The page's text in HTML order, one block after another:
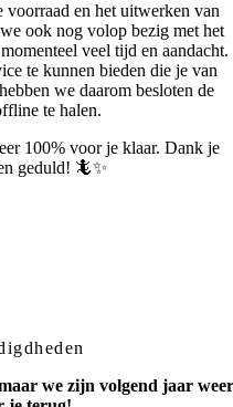
voorraad en het uitwerken van
ook nog volop bezig met het
veel tijd en aandacht.
te kunnen bieden die je van
we daarom besloten de
te halen.
100% voor je klaar. Dank je
geduld! 🦎✨
we zijn volgend jaar weer